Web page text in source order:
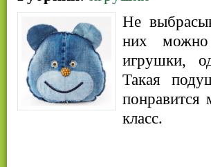
Не
них
игрушки,
Такая
класс.